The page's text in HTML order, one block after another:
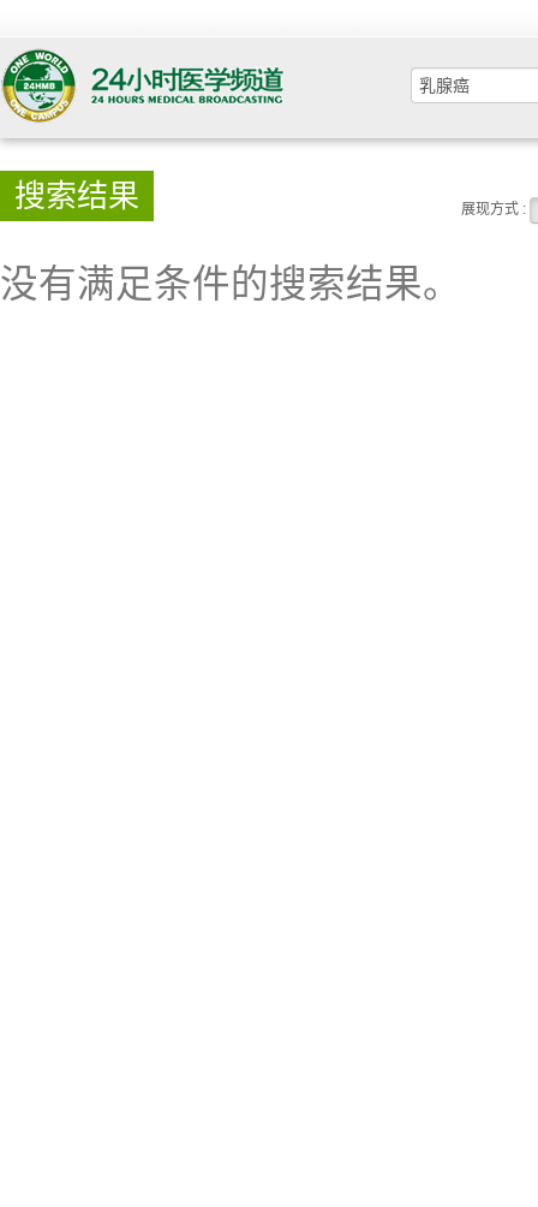
搜索结果 展现方式 :
没有满足条件的搜索结果。